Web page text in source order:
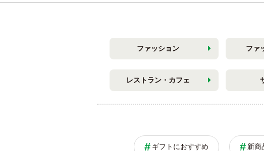
ファッション ファ
レストラン・カフェ
ギフトにおすすめ 新商